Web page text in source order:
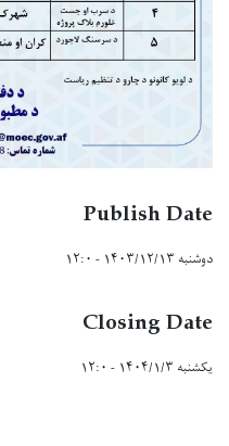
Publish Date
دوشنبه ۱۴۰۳/۱۲/۱۳ - ۱۲:۰
Closing Date
یکشنبه ۱۴۰۴/۱/۳ - ۱۲:۰